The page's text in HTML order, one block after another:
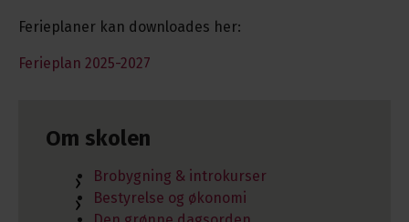
Ferieplaner kan downloades her:
Ferieplan 2025-2027
Om skolen
Brobygning & introkurser
Bestyrelse og økonomi